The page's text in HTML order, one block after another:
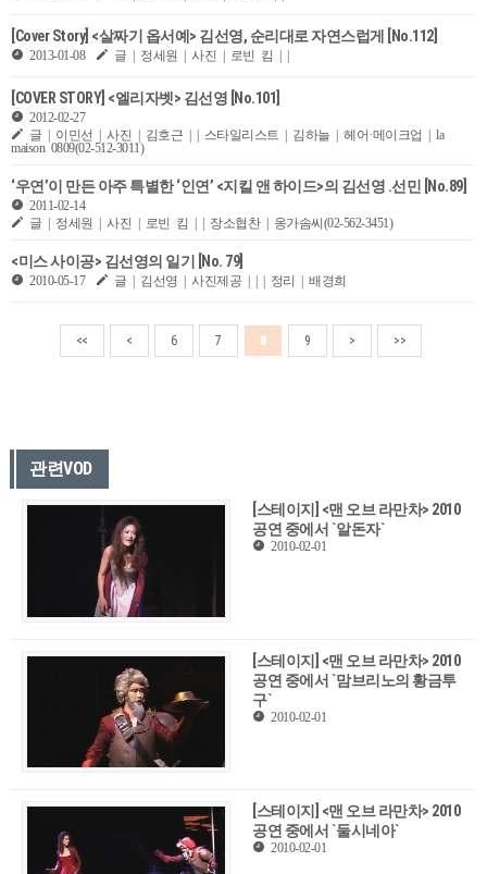
[Cover Story] <살짜기 옵서예> 김선영, 순리대로 자연스럽게 [No.112]
2013-01-08 글 | 정세원 | 사진 | 로빈 킴 | |
[COVER STORY] <엘리자벳> 김선영 [No.101]
2012-02-27
글 | 이민선 | 사진 | 김호근 | | 스타일리스트 | 김하늘 | 헤어·메이크업 | la
maison 0809(02-512-3011)
‘우연’이 만든 아주 특별한 ‘인연’ <지킬 앤 하이드>의 김선영 .선민 [No.89]
2011-02-14
글 | 정세원 | 사진 | 로빈 킴 | | 장소협찬 | 옹가솜씨(02-562-3451)
<미스 사이공> 김선영의 일기 [No. 79]
2010-05-17 글 | 김선영 | 사진제공 | | | 정리 | 배경희
<< < 6 7 8 9 > >>
관련VOD
[스테이지] <맨 오브 라만차> 2010
공연 중에서 `알돈자`
2010-02-01
[스테이지] <맨 오브 라만차> 2010
공연 중에서 `맘브리노의 황금투
구`
2010-02-01
[스테이지] <맨 오브 라만차> 2010
공연 중에서 `둘시네아`
2010-02-01